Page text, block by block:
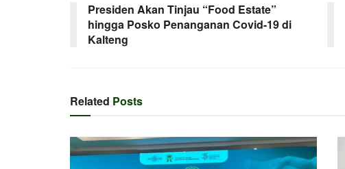
Presiden Akan Tinjau “Food Estate”
hingga Posko Penanganan Covid-19 di
Kalteng
Related Posts